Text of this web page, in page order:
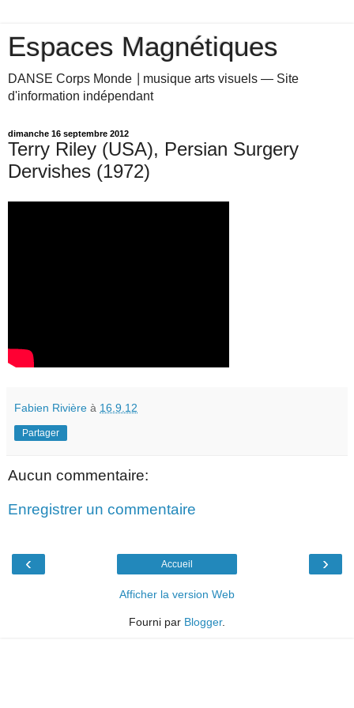
Espaces Magnétiques
DANSE Corps Monde ⎥ musique arts visuels — Site
d'information indépendant
dimanche 16 septembre 2012
Terry Riley (USA), Persian Surgery
Dervishes (1972)
Fabien Rivière à 16.9.12
Partager
Aucun commentaire:
Enregistrer un commentaire
‹ ›
Accueil
Afficher la version Web
Fourni par Blogger.